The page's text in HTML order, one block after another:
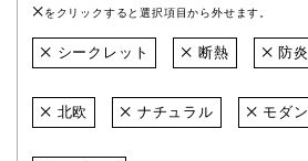
をクリックすると選択項目から外せます。
シークレット 断熱 防炎
北欧 ナチュラル モダン